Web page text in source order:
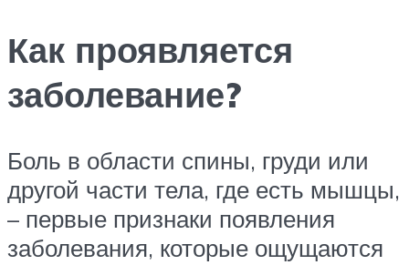
Как проявляется
заболевание?
Боль в области спины, груди или
другой части тела, где есть мышцы,
– первые признаки появления
заболевания, которые ощущаются